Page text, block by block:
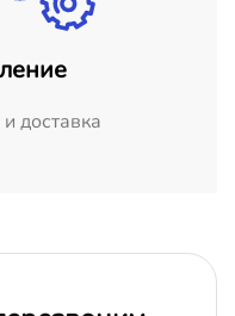
доставка